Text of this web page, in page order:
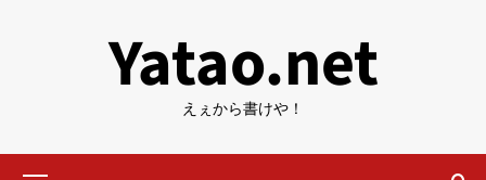
Yatao.net
えぇから書けや！